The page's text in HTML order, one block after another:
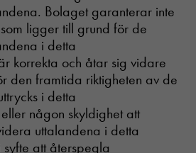
Bolaget garanterar inte
ligger till grund för de
i detta
korrekta och åtar sig vidare
den framtida riktigheten av de
i detta
någon skyldighet att
uttalandena i detta
att återspegla